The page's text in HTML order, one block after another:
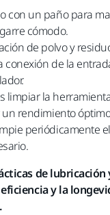
con un paño para
cómodo.
de polvo y
conexión de la
limpiar la
rendimiento
periódicamente
de lubricación
y la